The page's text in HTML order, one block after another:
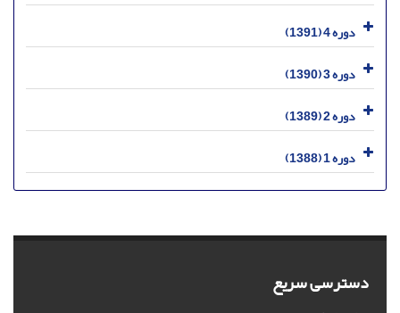
دوره 4 (1391)
دوره 3 (1390)
دوره 2 (1389)
دوره 1 (1388)
دسترسی سریع